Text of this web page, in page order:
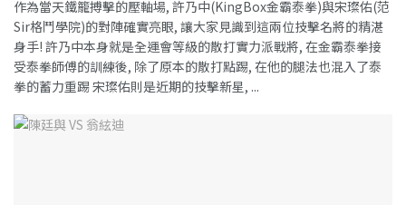
作為當天鐵籠搏擊的壓軸場, 許乃中(KingBox金霸泰拳)與宋璨佑(范
Sir格鬥學院)的對陣確實亮眼, 讓大家見識到這兩位技擊名將的精湛
身手! 許乃中本身就是全運會等級的散打實力派戰將, 在金霸泰拳接
受泰拳師傅的訓練後, 除了原本的散打點踢, 在他的腿法也混入了泰
拳的蓄力重踢 宋璨佑則是近期的技擊新星, ...